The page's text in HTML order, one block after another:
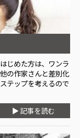
じめた方は、ワンラ
の作家さんと差別化
テップを考えるので
▶ 記事を読む